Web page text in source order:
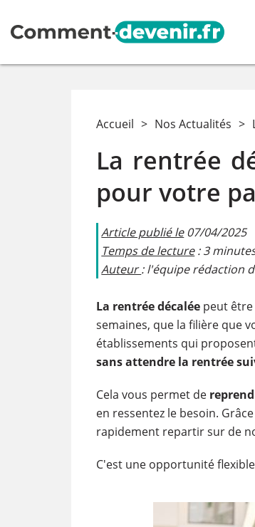
Accueil > Nos Actualités >
La rentrée
pour votre
Article publié le07/04/2025
Temps de lecture: 3
Auteur: l'équipe rédaction
La rentrée décaléepeut être
semaines, que la filière que
établissements qui
sans attendre la rentrée
Cela vous permet de
en ressentez le besoin.
rapidement repartir sur de
C'est une opportunité